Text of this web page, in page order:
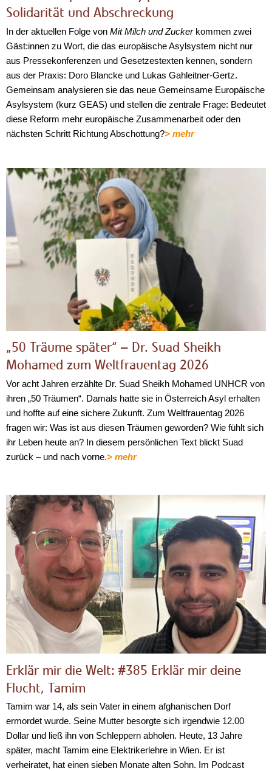
Solidarität und Abschreckung
In der aktuellen Folge von Mit Milch und Zuckerkommen zwei
Gäst:innen zu Wort, die das europäische Asylsystem nicht nur
aus Pressekonferenzen und Gesetzestexten kennen, sondern
aus der Praxis: Doro Blancke und Lukas Gahleitner-Gertz.
Gemeinsam analysieren sie das neue Gemeinsame Europäische
Asylsystem (kurz GEAS) und stellen die zentrale Frage: Bedeutet
diese Reform mehr europäische Zusammenarbeit oder den
nächsten Schritt Richtung Abschottung?> mehr
„50 Träume später“ – Dr. Suad Sheikh
Mohamed zum Weltfrauentag 2026
Vor acht Jahren erzählte Dr. Suad Sheikh Mohamed UNHCR von
ihren „50 Träumen“. Damals hatte sie in Österreich Asyl erhalten
und hoffte auf eine sichere Zukunft. Zum Weltfrauentag 2026
fragen wir: Was ist aus diesen Träumen geworden? Wie fühlt sich
ihr Leben heute an? In diesem persönlichen Text blickt Suad
zurück – und nach vorne.> mehr
Erklär mir die Welt: #385 Erklär mir deine
Flucht, Tamim
Tamim war 14, als sein Vater in einem afghanischen Dorf
ermordet wurde. Seine Mutter besorgte sich irgendwie 12.00
Dollar und ließ ihn von Schleppern abholen. Heute, 13 Jahre
später, macht Tamim eine Elektrikerlehre in Wien. Er ist
verheiratet, hat einen sieben Monate alten Sohn. Im Podcast